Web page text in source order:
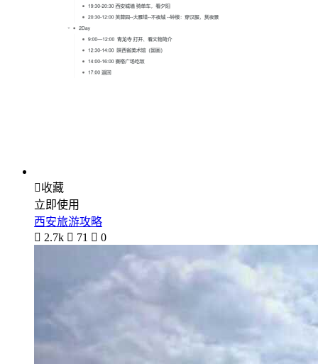
收藏
立即使用
西安旅游攻略
 2.7k  71  0